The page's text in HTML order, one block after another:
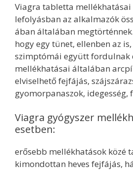
Viagra tabletta mellékhatásai
lefolyásban az alkalmazók
ában általában
hogy egy tünet, ellenben az is,
szimptómái együtt fordulnak
mellékhatásai általában
elviselhető fejfájás,
gyomorpanaszok, idegesség,
Viagra gyógyszer
esetben:
erősebb mellékhatások közé
kimondottan heves fejfájás,